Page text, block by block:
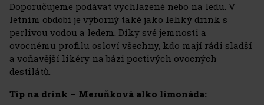
Doporučujeme podávat vychlazené nebo na ledu. V
letním období je výborný také jako lehký drink s
perlivou vodou a ledem. Díky své jemnosti a
ovocnému profilu osloví všechny, kdo mají rádi sladší
a voňavější likéry na bázi poctivých ovocných
destilátů.
Tip na drink – Meruňková alko limonáda: